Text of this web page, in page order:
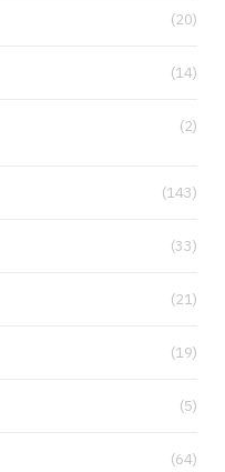
(20)
(14)
(2)
(143)
(33)
(21)
(19)
(5)
(64)